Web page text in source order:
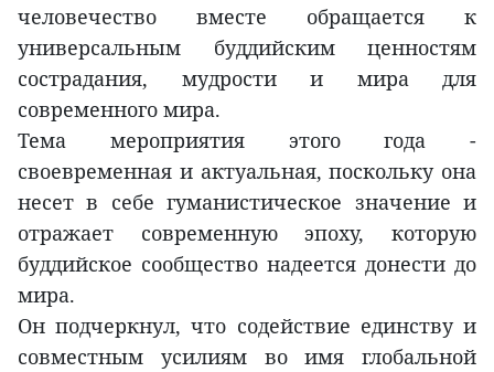
человечество вместе обращается к
универсальным буддийским ценностям
сострадания, мудрости и мира для
современного мира.
Тема мероприятия этого года -
своевременная и актуальная, поскольку она
несет в себе гуманистическое значение и
отражает современную эпоху, которую
буддийское сообщество надеется донести до
мира.
Он подчеркнул, что содействие единству и
совместным усилиям во имя глобальной